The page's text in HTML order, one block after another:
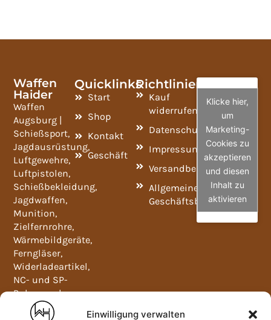
Einwilligung verwalten
Waffen
Haider
Waffen
Augsburg |
Schießsport,
Jagdausrüstung,
Luftgewehre,
Luftpistolen,
Schießbekleidung,
Jagdwaffen,
Munition,
Zielfernrohre,
Wärmebildgeräte,
Ferngläser,
Widerladeartikel,
NC- und SP-
Pulver und
Waffenschränke.
Mo-Fr
Quicklinks
Start
Shop
Kontakt
Geschäft
Richtlinien
Kauf
widerrufen
Datenschutzrichtlinie
Impressum
Versandbedingungen
Allgemeine
Geschäftsbedingungen
Klicke hier,
um
Marketing-
Cookies zu
akzeptieren
und diesen
Inhalt zu
aktivieren